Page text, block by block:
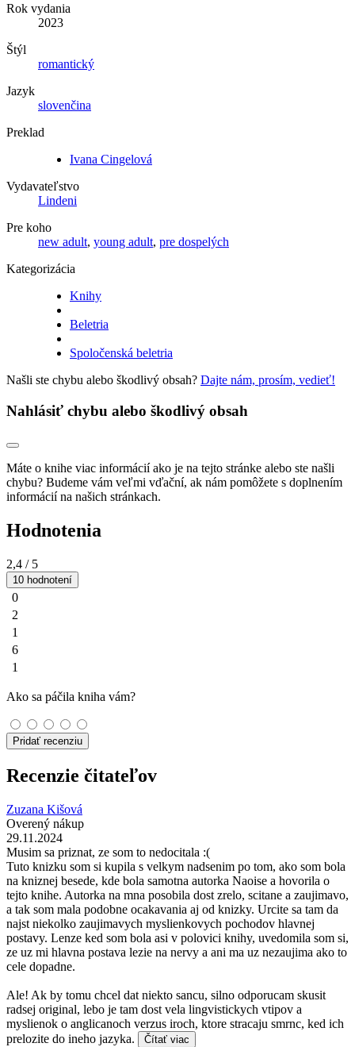
Rok vydania
2023
Štýl
romantický
Jazyk
slovenčina
Preklad
Ivana Cingelová
Vydavateľstvo
Lindeni
Pre koho
new adult, young adult, pre dospelých
Kategorizácia
Knihy
Beletria
Spoločenská beletria
Našli ste chybu alebo škodlivý obsah? Dajte nám, prosím, vedieť!
Nahlásiť chybu alebo škodlivý obsah
Máte o knihe viac informácií ako je na tejto stránke alebo ste našli
chybu? Budeme vám veľmi vďační, ak nám pomôžete s doplnením
informácií na našich stránkach.
Hodnotenia
2,4 / 5
10 hodnotení
0
2
1
6
1
Ako sa páčila kniha vám?
Pridať recenziu
Recenzie čitateľov
Zuzana Kišová
Overený nákup
29.11.2024
Musim sa priznat, ze som to nedocitala :(
Tuto knizku som si kupila s velkym nadsenim po tom, ako som bola
na kniznej besede, kde bola samotna autorka Naoise a hovorila o
tejto knihe. Autorka na mna posobila dost zrelo, scitane a zaujimavo,
a tak som mala podobne ocakavania aj od knizky. Urcite sa tam da
najst niekolko zaujimavych myslienkovych pochodov hlavnej
postavy. Lenze ked som bola asi v polovici knihy, uvedomila som si,
ze uz mi hlavna postava lezie na nervy a ani ma uz nezaujima ako to
cele dopadne.
Ale! Ak by tomu chcel dat niekto sancu, silno odporucam skusit
radsej original, lebo je tam dost vela lingvistickych vtipov a
myslienok o anglicanoch verzus iroch, ktore stracaju smrnc, ked ich
prelozite do ineho jazyka.
Čítať viac